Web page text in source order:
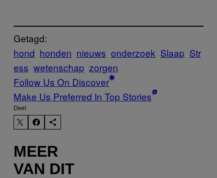
Getagd:
hond honden nieuws onderzoek Slaap Str
ess wetenschap zorgen
Follow Us On Discover
Make Us Preferred In Top Stories
Deel:
MEER
VAN DIT